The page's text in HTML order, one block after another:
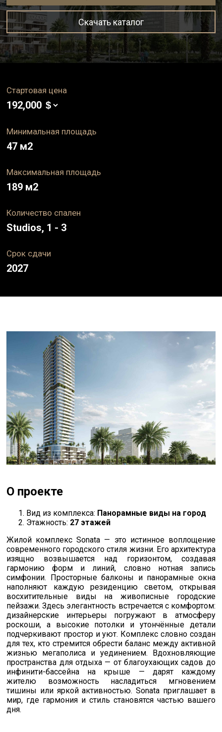
Скачать каталог
Стартовая цена
192,000
Минимальная площадь
47 м2
Максимальная площадь
189 м2
Количество спален
Studios, 1 - 3
Срок сдачи
2027
О проекте
Вид из комплекса: Панорамные виды на город
Этажность: 27 этажей
Жилой комплекс Sonata — это истинное воплощение
современного городского стиля жизни. Его архитектура
изящно возвышается над горизонтом, создавая
гармонию форм и линий, словно нотная запись
симфонии. Просторные балконы и панорамные окна
наполняют каждую резиденцию светом, открывая
восхитительные виды на живописные городские
пейзажи. Здесь элегантность встречается с комфортом:
дизайнерские интерьеры погружают в атмосферу
роскоши, а высокие потолки и утончённые детали
подчеркивают простор и уют. Комплекс словно создан
для тех, кто стремится обрести баланс между активной
жизнью мегаполиса и уединением. Вдохновляющие
пространства для отдыха — от благоухающих садов до
инфинити-бассейна на крыше — дарят каждому
жителю возможность насладиться мгновением
тишины или яркой активностью. Sonata приглашает в
мир, где гармония и стиль становятся частью вашего
дня.